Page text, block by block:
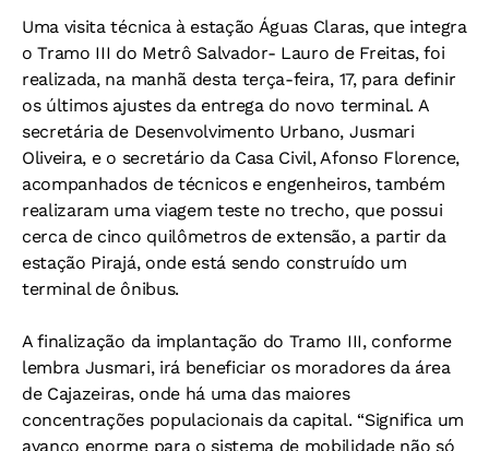
Uma visita técnica à estação Águas Claras, que integra
o Tramo III do Metrô Salvador- Lauro de Freitas, foi
realizada, na manhã desta terça-feira, 17, para definir
os últimos ajustes da entrega do novo terminal. A
secretária de Desenvolvimento Urbano, Jusmari
Oliveira, e o secretário da Casa Civil, Afonso Florence,
acompanhados de técnicos e engenheiros, também
realizaram uma viagem teste no trecho, que possui
cerca de cinco quilômetros de extensão, a partir da
estação Pirajá, onde está sendo construído um
terminal de ônibus.
A finalização da implantação do Tramo III, conforme
lembra Jusmari, irá beneficiar os moradores da área
de Cajazeiras, onde há uma das maiores
concentrações populacionais da capital. “Significa um
avanço enorme para o sistema de mobilidade não só